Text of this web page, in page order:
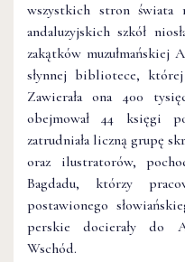
wszystkich stron świata
andaluzyjskich szkół
zakątków muzułmańskiej
słynnej bibliotece,
Zawierała ona 400
obejmował 44 księgi
zatrudniała liczną grupę
oraz ilustratorów,
Bagdadu, którzy
postawionego
perskie docierały do
Wschód.